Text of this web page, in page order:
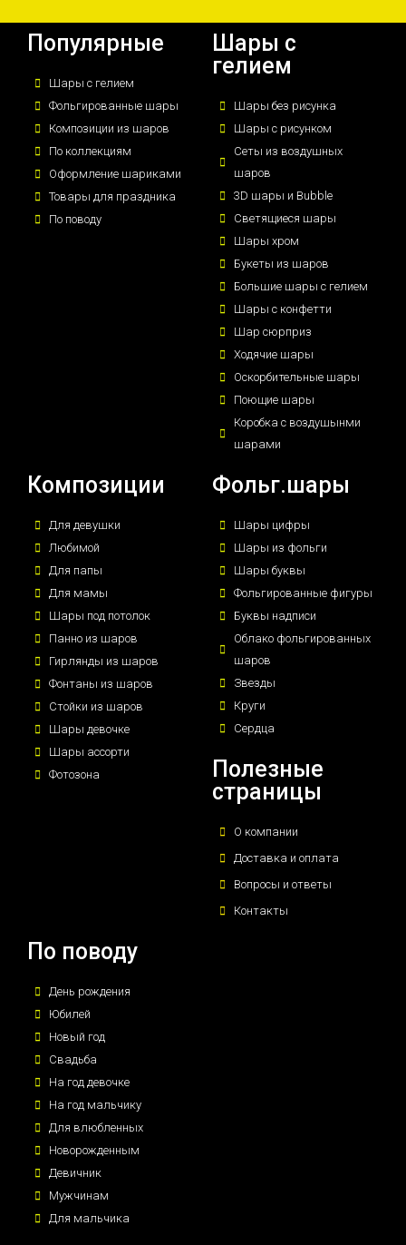
Популярные
Шары с гелием
Фольгированные шары
Композиции из шаров
По коллекциям
Оформление шариками
Товары для праздника
По поводу
Шары с
гелием
Шары без рисунка
Шары с рисунком
Сеты из воздушных
шаров
3D шары и Bubble
Светящиеся шары
Шары хром
Букеты из шаров
Большие шары с гелием
Шары с конфетти
Шар сюрприз
Ходячие шары
Оскорбительные шары
Поющие шары
Коробка с воздушынми
шарами
Композиции
Для девушки
Любимой
Для папы
Для мамы
Шары под потолок
Панно из шаров
Гирлянды из шаров
Фонтаны из шаров
Стойки из шаров
Шары девочке
Шары ассорти
Фотозона
Фольг.шары
Шары цифры
Шары из фольги
Шары буквы
Фольгированные фигуры
Буквы надписи
Облако фольгированных
шаров
Звезды
Круги
Сердца
Полезные
страницы
О компании
Доставка и оплата
Вопросы и ответы
Контакты
По поводу
День рождения
Юбилей
Новый год
Свадьба
На год девочке
На год мальчику
Для влюбленных
Новорожденным
Девичник
Мужчинам
Для мальчика